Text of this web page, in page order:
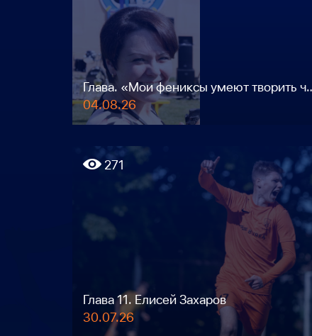
Глава. «Мои
04.08.26
271
Глава 11. Елисей Захаров
30.07.26